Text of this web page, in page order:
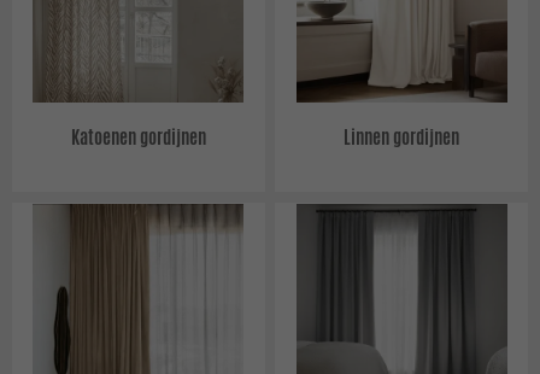
Katoenen gordijnen Linnen gordijnen